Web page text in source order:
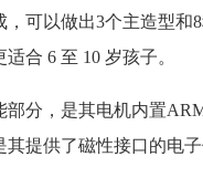
，可以做出3个主造型和
适合 6 至 10 岁孩子。
部分，是其电机内置
其提供了磁性接口的电